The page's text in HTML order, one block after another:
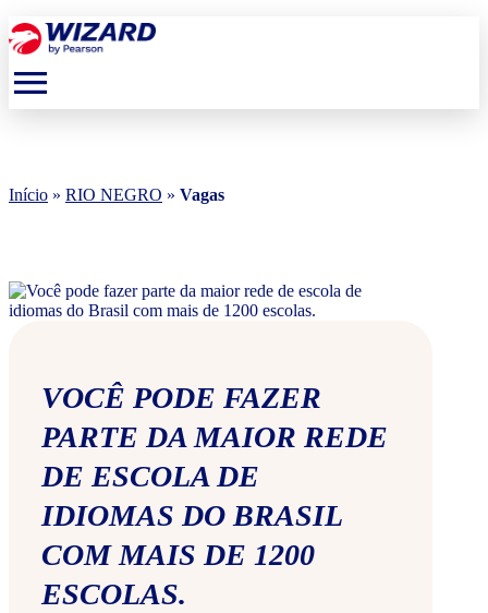
menu
Início » RIO NEGRO » Vagas
VOCÊ PODE FAZER
PARTE DA MAIOR REDE
DE ESCOLA DE
IDIOMAS DO BRASIL
COM MAIS DE 1200
ESCOLAS.